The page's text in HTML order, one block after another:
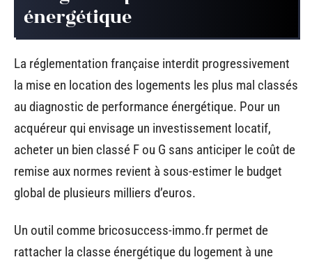
énergétique
La réglementation française interdit progressivement
la mise en location des logements les plus mal classés
au diagnostic de performance énergétique. Pour un
acquéreur qui envisage un investissement locatif,
acheter un bien classé F ou G sans anticiper le coût de
remise aux normes revient à sous-estimer le budget
global de plusieurs milliers d’euros.
Un outil comme bricosuccess-immo.fr permet de
rattacher la classe énergétique du logement à une